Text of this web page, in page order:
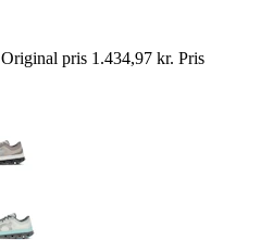
Original pris 1.434,97 kr. Pris